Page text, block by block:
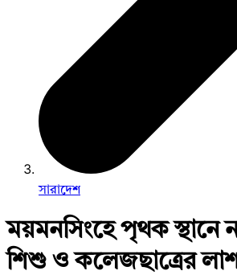
সারাদেশ
ময়মনসিংহে পৃথক স্থানে
শিশু ও কলেজছাত্রের